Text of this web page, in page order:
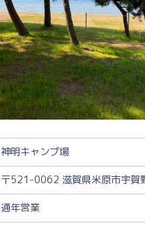
神明キャンプ場
〒521-0062 滋賀県米原市宇賀
通年営業